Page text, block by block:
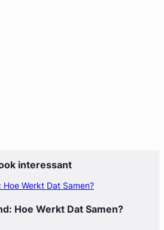
interessant
Hoe Werkt Dat Samen?